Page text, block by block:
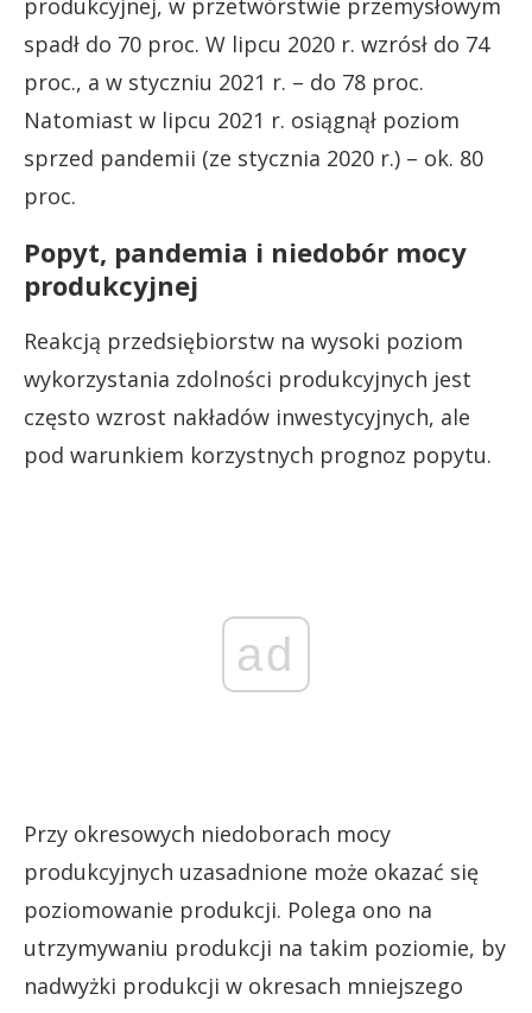
produkcyjnej, w przetwórstwie przemysłowym
spadł do 70 proc. W lipcu 2020 r. wzrósł do 74
proc., a w styczniu 2021 r. – do 78 proc.
Natomiast w lipcu 2021 r. osiągnął poziom
sprzed pandemii (ze stycznia 2020 r.) – ok. 80
proc.
Popyt, pandemia i niedobór mocy
produkcyjnej
Reakcją przedsiębiorstw na wysoki poziom
wykorzystania zdolności produkcyjnych jest
często wzrost nakładów inwestycyjnych, ale
pod warunkiem korzystnych prognoz popytu.
ad
Przy okresowych niedoborach mocy
produkcyjnych uzasadnione może okazać się
poziomowanie produkcji. Polega ono na
utrzymywaniu produkcji na takim poziomie, by
nadwyżki produkcji w okresach mniejszego